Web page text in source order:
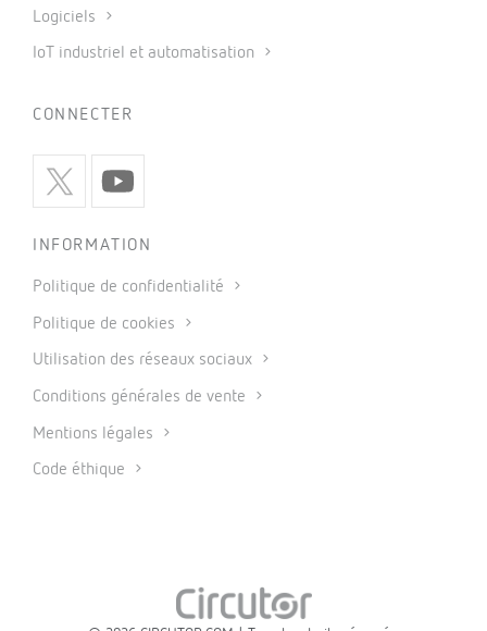
Logiciels
IoT industriel et automatisation
CONNECTER
INFORMATION
Politique de confidentialité
Politique de cookies
Utilisation des réseaux sociaux
Conditions générales de vente
Mentions légales
Code éthique